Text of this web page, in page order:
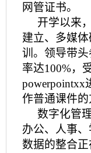
网管证书。
开学以来
建立、多媒
训。领导带
率达100%，
powerpointxx
作普通课件的
数字化管
办公、人事
数据的整合